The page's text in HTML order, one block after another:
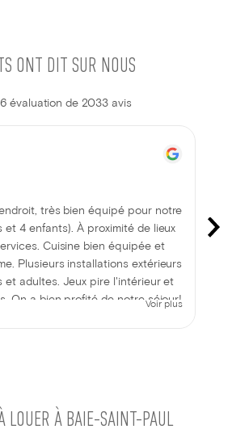
ONT DIT SUR NOUS
évaluation de 2033 avis
très bien équipé pour notre
et 4 enfants). À proximité de lieux
Cuisine bien équipée et
Plusieurs installations extérieurs
et adultes. Jeux pire l'intérieur et
On a bien profité de notre séjour!
Voir plus
LOUER À BAIE-SAINT-PAUL